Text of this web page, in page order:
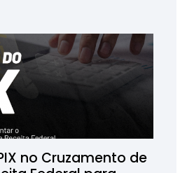
no Cruzamento de